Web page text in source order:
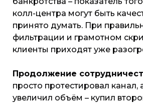
колл-центра могут быть
принято думать. При
фильтрации и грамотном
клиенты приходят уже
Продолжение
просто протестировал канал,
увеличил объём – купил